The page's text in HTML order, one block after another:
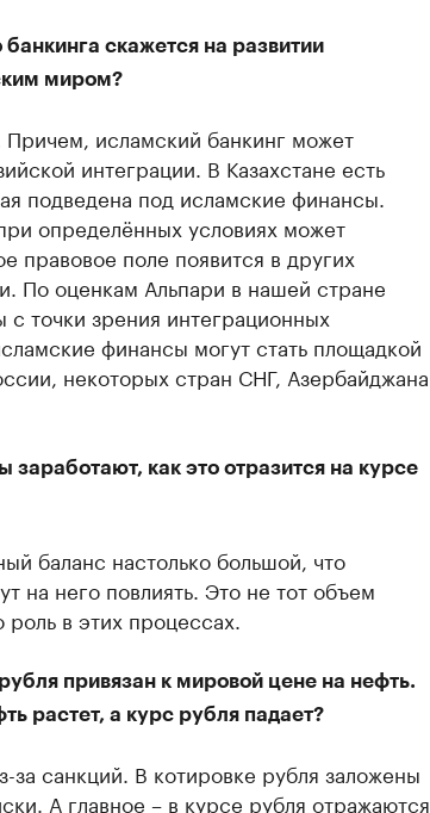
скажется на развитии
миром?
Причем, исламский банкинг может
интеграции. В Казахстане есть
подведена под исламские финансы.
определённых условиях может
правовое поле появится в других
По оценкам Альпари в нашей стране
точки зрения интеграционных
финансы могут стать площадкой
некоторых стран СНГ, Азербайджана
как это отразится на курсе
баланс настолько большой, что
на него повлиять. Это не тот объем
в этих процессах.
привязан к мировой цене на нефть.
растет, а курс рубля падает?
санкций. В котировке рубля заложены
А главное – в курсе рубля отражаются